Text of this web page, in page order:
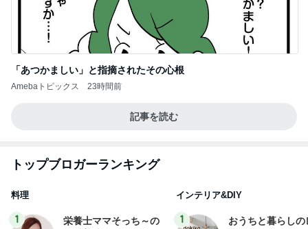
「あつかましい」と指摘されたその心根
Amebaトピックス 23時間前
記事を読む
トップブロガーランキング
料理
1
栄養士ママそっち～の
インテリア&DIY
1
おうちと暮らしの